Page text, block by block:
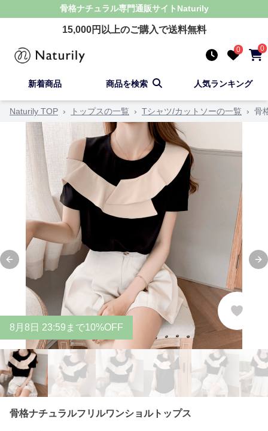
骨格ナチュラル専門通販サイト Naturily
15,000円以上のご購入で送料無料
0 0
新着商品 商品を検索 人気ランキング
Naturily TOP › トップスの一覧 › Tシャツ/カットソーの一覧 › 骨
Previous slide
8 月 8 日 23:59まで10%OFF
骨格ナチュラルフリルワンショルトップス